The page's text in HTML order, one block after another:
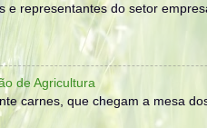
representantes do setor
de Agricultura
carnes, que chegam a mesa